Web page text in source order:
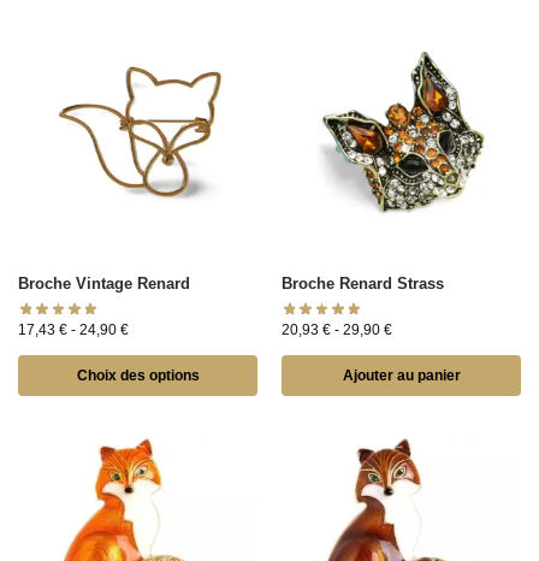
Broche Vintage Renard
17,43 € - 24,90 €
Choix des options
Broche Renard Strass
20,93 € - 29,90 €
Ajouter au panier